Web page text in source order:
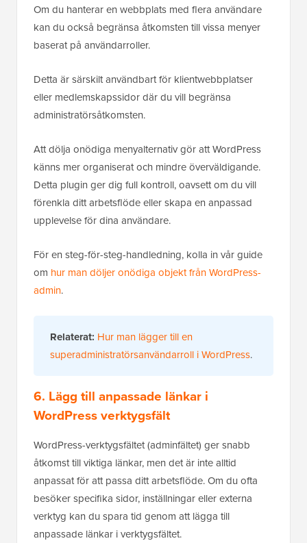
Om du hanterar en webbplats med flera användare
kan du också begränsa åtkomsten till vissa menyer
baserat på användarroller.
Detta är särskilt användbart för klientwebbplatser
eller medlemskapssidor där du vill begränsa
administratörsåtkomsten.
Att dölja onödiga menyalternativ gör att WordPress
känns mer organiserat och mindre överväldigande.
Detta plugin ger dig full kontroll, oavsett om du vill
förenkla ditt arbetsflöde eller skapa en anpassad
upplevelse för dina användare.
För en steg-för-steg-handledning, kolla in vår guide
om hur man döljer onödiga objekt från WordPress-
admin.
Relaterat: Hur man lägger till en
superadministratörsanvändarroll i WordPress.
6. Lägg till anpassade länkar i
WordPress verktygsfält
WordPress-verktygsfältet (adminfältet) ger snabb
åtkomst till viktiga länkar, men det är inte alltid
anpassat för att passa ditt arbetsflöde. Om du ofta
besöker specifika sidor, inställningar eller externa
verktyg kan du spara tid genom att lägga till
anpassade länkar i verktygsfältet.